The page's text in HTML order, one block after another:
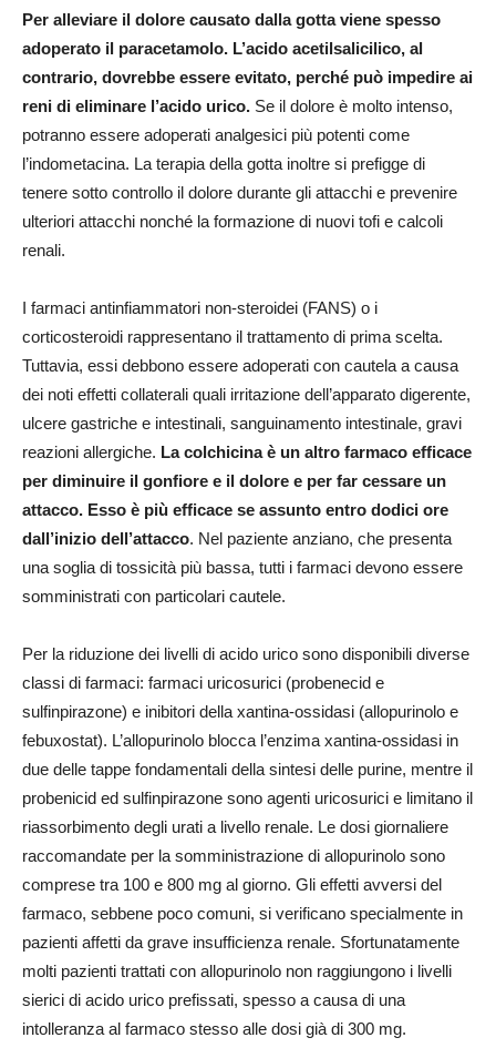
Per alleviare il dolore causato dalla gotta viene spesso
adoperato il paracetamolo. L’acido acetilsalicilico, al
contrario, dovrebbe essere evitato, perché può impedire ai
reni di eliminare l’acido urico. Se il dolore è molto intenso,
potranno essere adoperati analgesici più potenti come
l’indometacina. La terapia della gotta inoltre si prefigge di
tenere sotto controllo il dolore durante gli attacchi e prevenire
ulteriori attacchi nonché la formazione di nuovi tofi e calcoli
renali.
I farmaci antinfiammatori non-steroidei (FANS) o i
corticosteroidi rappresentano il trattamento di prima scelta.
Tuttavia, essi debbono essere adoperati con cautela a causa
dei noti effetti collaterali quali irritazione dell’apparato digerente,
ulcere gastriche e intestinali, sanguinamento intestinale, gravi
reazioni allergiche. La colchicina è un altro farmaco efficace
per diminuire il gonfiore e il dolore e per far cessare un
attacco. Esso è più efficace se assunto entro dodici ore
dall’inizio dell’attacco. Nel paziente anziano, che presenta
una soglia di tossicità più bassa, tutti i farmaci devono essere
somministrati con particolari cautele.
Per la riduzione dei livelli di acido urico sono disponibili diverse
classi di farmaci: farmaci uricosurici (probenecid e
sulfinpirazone) e inibitori della xantina-ossidasi (allopurinolo e
febuxostat). L’allopurinolo blocca l’enzima xantina-ossidasi in
due delle tappe fondamentali della sintesi delle purine, mentre il
probenicid ed sulfinpirazone sono agenti uricosurici e limitano il
riassorbimento degli urati a livello renale. Le dosi giornaliere
raccomandate per la somministrazione di allopurinolo sono
comprese tra 100 e 800 mg al giorno. Gli effetti avversi del
farmaco, sebbene poco comuni, si verificano specialmente in
pazienti affetti da grave insufficienza renale. Sfortunatamente
molti pazienti trattati con allopurinolo non raggiungono i livelli
sierici di acido urico prefissati, spesso a causa di una
intolleranza al farmaco stesso alle dosi già di 300 mg.